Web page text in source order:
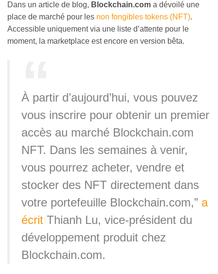
Dans un article de blog, Blockchain.com a dévoilé une
place de marché pour les non fongibles tokens (NFT).
Accessible uniquement via une liste d’attente pour le
moment, la marketplace est encore en version bêta.
À partir d’aujourd’hui, vous pouvez
vous inscrire pour obtenir un premier
accès au marché Blockchain.com
NFT. Dans les semaines à venir,
vous pourrez acheter, vendre et
stocker des NFT directement dans
votre portefeuille Blockchain.com,” a
écrit Thianh Lu, vice-président du
développement produit chez
Blockchain.com.